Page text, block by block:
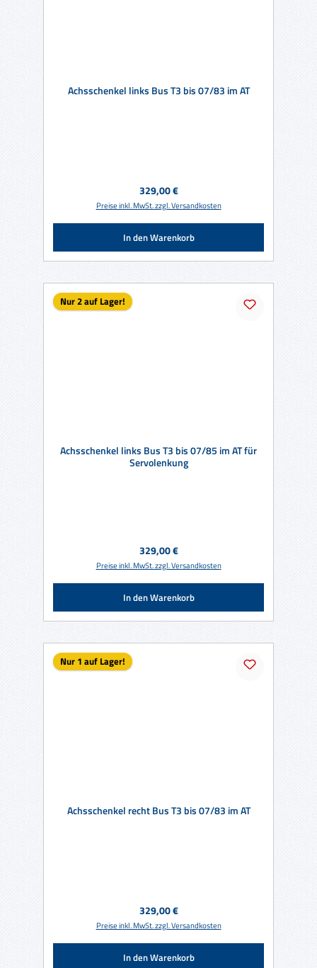
Achsschenkel links Bus T3 bis 07/83 im AT
Regulärer Preis:
329,00 €
Preise inkl. MwSt. zzgl. Versandkosten
In den Warenkorb
Nur 2 auf Lager!
Achsschenkel links Bus T3 bis 07/85 im AT für
Servolenkung
Regulärer Preis:
329,00 €
Preise inkl. MwSt. zzgl. Versandkosten
In den Warenkorb
Nur 1 auf Lager!
Achsschenkel recht Bus T3 bis 07/83 im AT
Regulärer Preis:
329,00 €
Preise inkl. MwSt. zzgl. Versandkosten
In den Warenkorb